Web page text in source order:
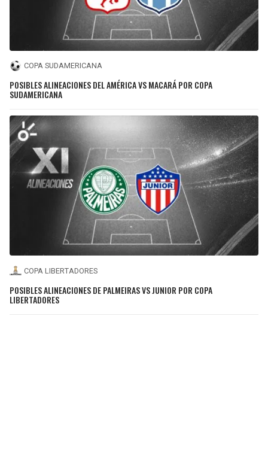
COPA SUDAMERICANA
POSIBLES ALINEACIONES DEL AMÉRICA VS MACARÁ POR COPA
SUDAMERICANA
COPA LIBERTADORES
POSIBLES ALINEACIONES DE PALMEIRAS VS JUNIOR POR COPA
LIBERTADORES